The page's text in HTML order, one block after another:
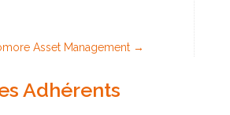
Asset Management →
Adhérents